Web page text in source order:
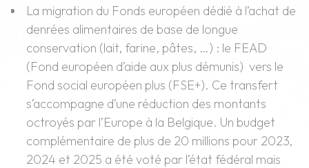
La migration du Fonds européen dédié à l’achat de
denrées alimentaires de base de longue
conservation (lait, farine, pâtes, …) : le FEAD
(Fond européen d’aide aux plus démunis) vers le
Fond social européen plus (FSE+). Ce transfert
s’accompagne d’une réduction des montants
octroyés par l’Europe à la Belgique. Un budget
complémentaire de plus de 20 millions pour 2023,
2024 et 2025 a été voté par l’état fédéral mais